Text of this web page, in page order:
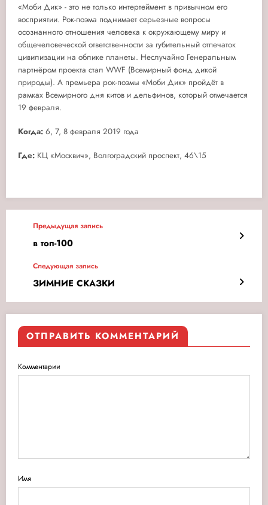
«Моби Дик» - это не только интертеймент в привычном его
восприятии. Рок-поэма поднимает серьезные вопросы
осознанного отношения человека к окружающему миру и
общечеловеческой ответственности за губительный отпечаток
цивилизации на облике планеты. Неслучайно Генеральным
партнёром проекта стал WWF (Всемирный фонд дикой
природы). А премьера рок-поэмы «Моби Дик» пройдёт в
рамках Всемирного дня китов и дельфинов, который отмечается
19 февраля.
Когда: 6, 7, 8 февраля 2019 года
Где: КЦ «Москвич», Волгоградский проспект, 46\15
Предыдущая запись
в топ-100
Следующая запись
ЗИМНИЕ СКАЗКИ
ОТПРАВИТЬ КОММЕНТАРИЙ
Комментарии
Имя